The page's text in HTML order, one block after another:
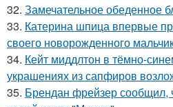
32. Замечательное обеденное
33. Катерина шпица впервые
своего новорожденного
34. Кейт миддлтон в тёмно-
украшениях из сапфиров
35. Брендан фрейзер сообщил,